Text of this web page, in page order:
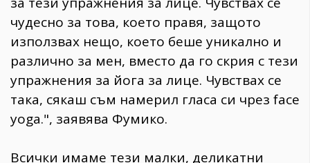
чудесно за това, което правя, защото
използвах нещо, което беше уникално и
различно за мен, вместо да го скрия с тези
упражнения за йога за лице. Чувствах се
така, сякаш съм намерил гласа си чрез face
yoga.", заявява Фумико.
Всички имаме тези малки, деликатни